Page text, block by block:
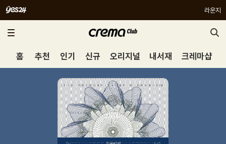
라운지
홈 추천 인기 신규 오리지널 내서재 크레마샵